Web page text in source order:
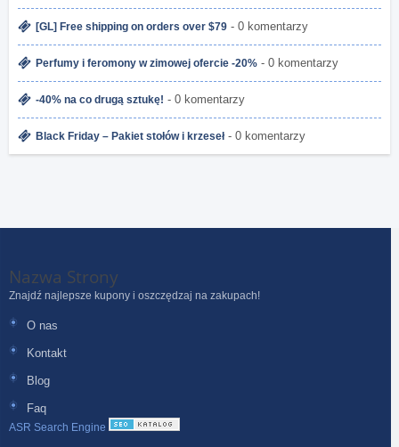
[GL] Free shipping on orders over $79 - 0 komentarzy
Perfumy i feromony w zimowej ofercie -20% - 0 komentarzy
-40% na co drugą sztukę! - 0 komentarzy
Black Friday – Pakiet stołów i krzeseł- 0 komentarzy
Nazwa Strony
Znajdź najlepsze kupony i oszczędzaj na zakupach!
O nas
Kontakt
Blog
Faq
ASR Search Engine